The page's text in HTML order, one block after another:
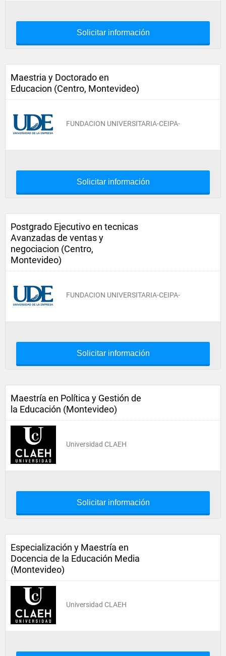
Solicitar información
Maestria y Doctorado en
Educacion (Centro, Montevideo)
FUNDACION UNIVERSITARIA-CEIPA-
Solicitar información
Postgrado Ejecutivo en tecnicas
Avanzadas de ventas y
negociacion (Centro,
Montevideo)
FUNDACION UNIVERSITARIA-CEIPA-
Solicitar información
Maestría en Política y Gestión de
la Educación (Montevideo)
Universidad CLAEH
Solicitar información
Especialización y Maestría en
Docencia de la Educación Media
(Montevideo)
Universidad CLAEH